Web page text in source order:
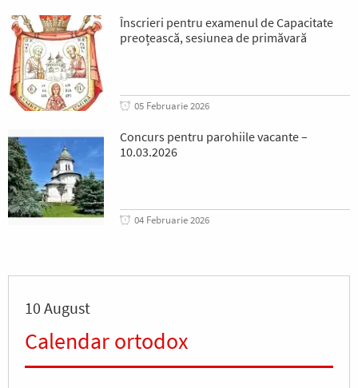
Înscrieri pentru examenul de Capacitate
preoțească, sesiunea de primăvară
05 Februarie 2026
Concurs pentru parohiile vacante –
10.03.2026
04 Februarie 2026
10 August
Calendar ortodox